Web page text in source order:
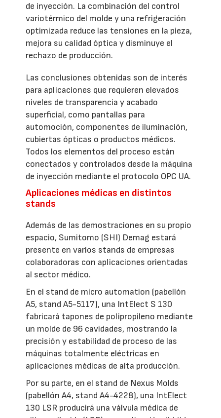
de inyección. La combinación del control
variotérmico del molde y una refrigeración
optimizada reduce las tensiones en la pieza,
mejora su calidad óptica y disminuye el
rechazo de producción.
Las conclusiones obtenidas son de interés
para aplicaciones que requieren elevados
niveles de transparencia y acabado
superficial, como pantallas para
automoción, componentes de iluminación,
cubiertas ópticas o productos médicos.
Todos los elementos del proceso están
conectados y controlados desde la máquina
de inyección mediante el protocolo OPC UA.
Aplicaciones médicas en distintos
stands
Además de las demostraciones en su propio
espacio, Sumitomo (SHI) Demag estará
presente en varios stands de empresas
colaboradoras con aplicaciones orientadas
al sector médico.
En el stand de micro automation (pabellón
A5, stand A5-5117), una IntElect S 130
fabricará tapones de polipropileno mediante
un molde de 96 cavidades, mostrando la
precisión y estabilidad de proceso de las
máquinas totalmente eléctricas en
aplicaciones médicas de alta producción.
Por su parte, en el stand de Nexus Molds
(pabellón A4, stand A4-4228), una IntElect
130 LSR producirá una válvula médica de